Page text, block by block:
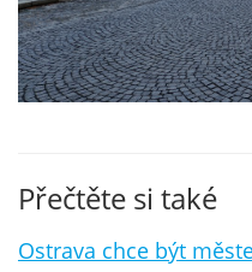
Přečtěte si také
Ostrava chce být